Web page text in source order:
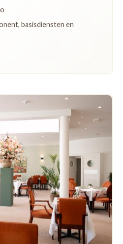
basisdiensten en